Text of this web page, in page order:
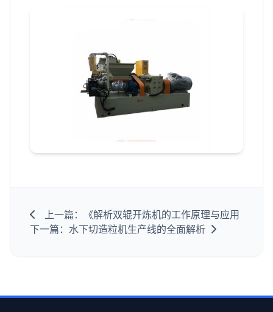
上一篇：《解析双辊开炼机的工作原理与应用
下一篇：水下切造粒机生产线的全面解析